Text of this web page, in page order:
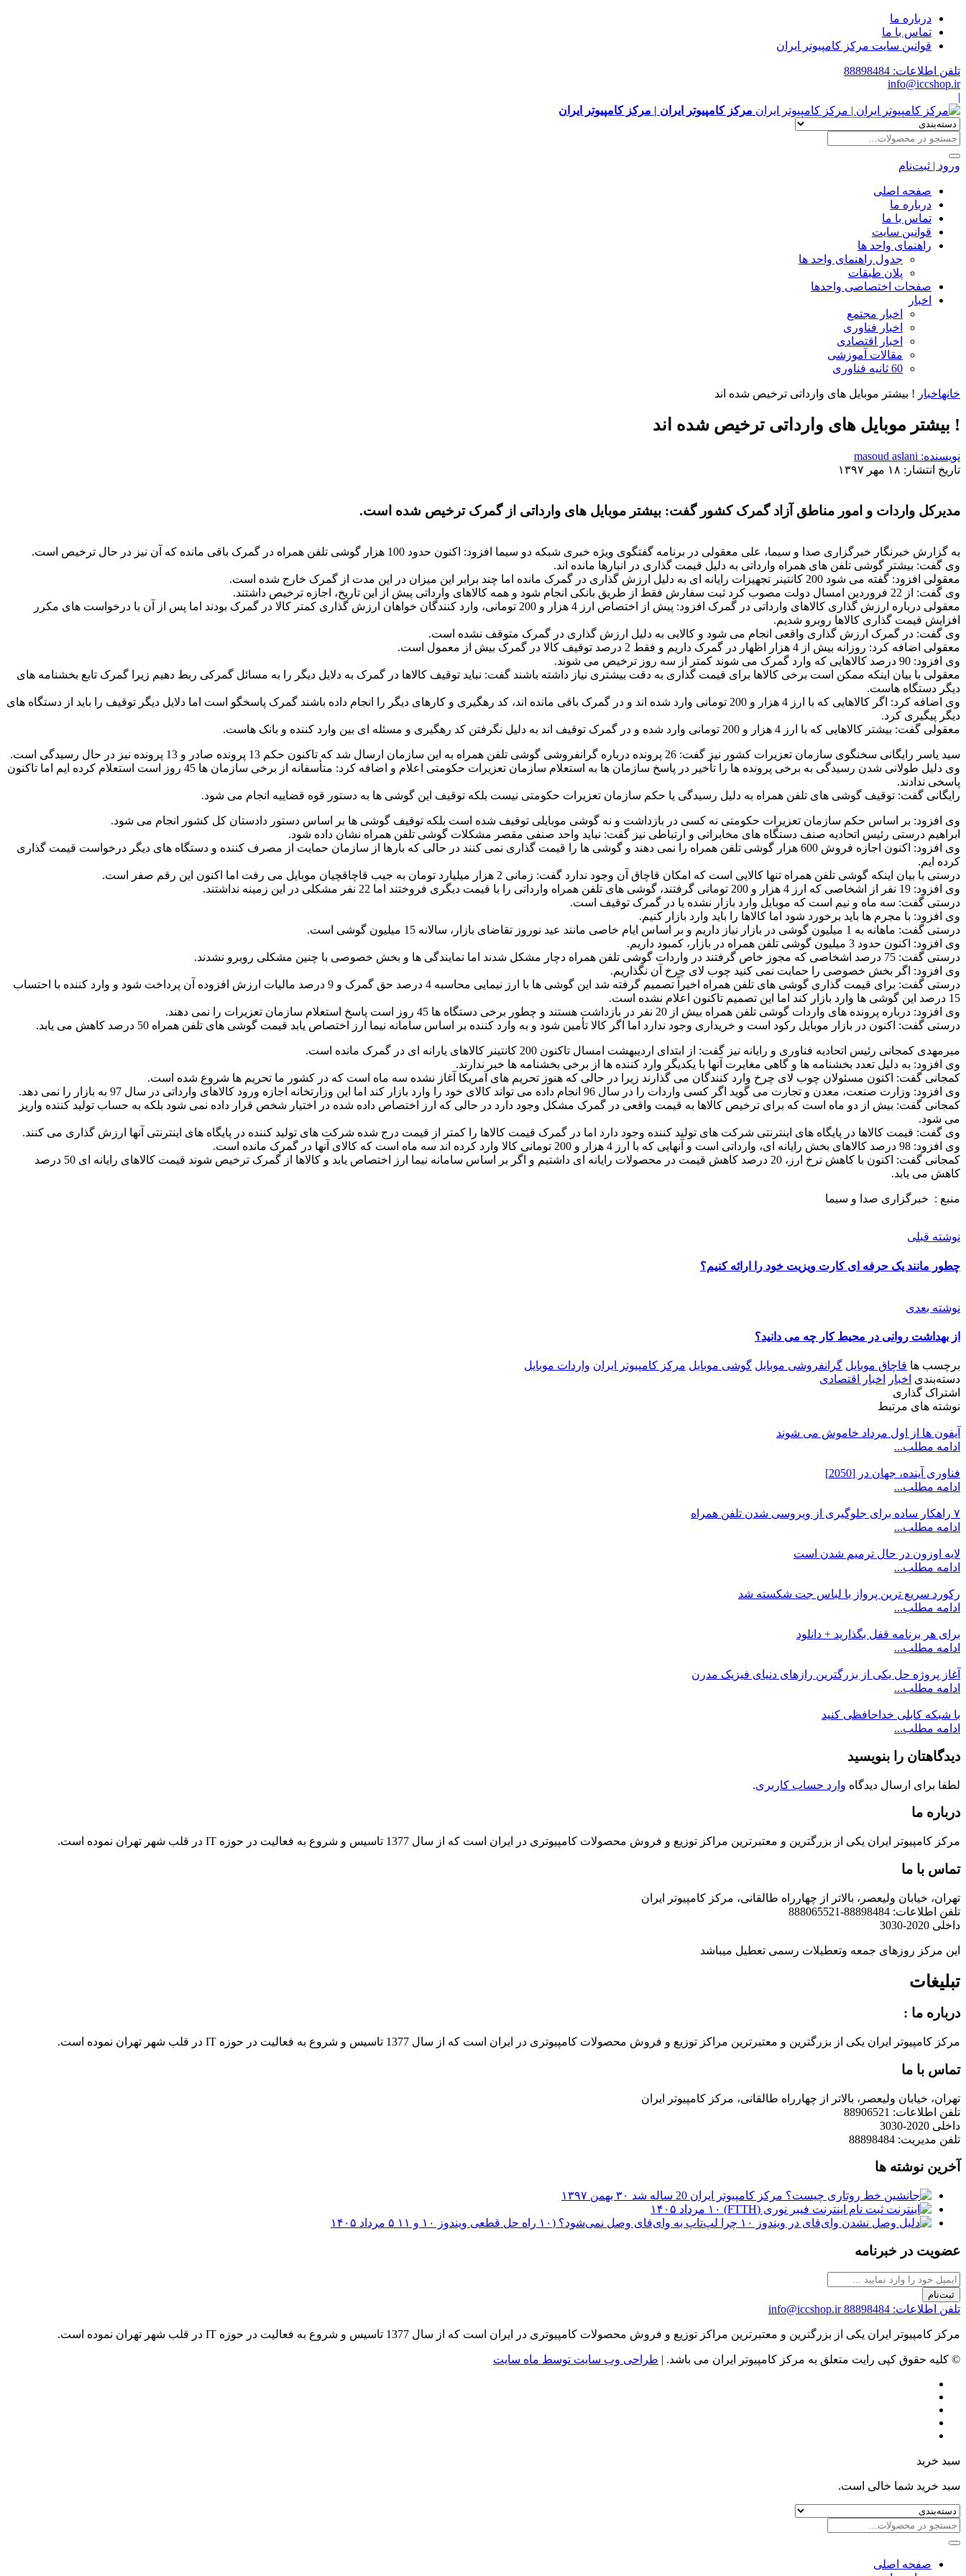
درباره ما
تماس با ما
قوانین سایت مرکز کامپیوتر ایران
تلفن اطلاعات: 88898484
info@iccshop.ir
|
مرکز کامپیوتر ایران | مرکز کامپیوتر ایران
ورود | ثبت‌نام
صفحه اصلی
درباره ما
تماس با ما
قوانین سایت
راهنمای واحد ها
جدول راهنمای واحد ها
پلان طبقات
صفحات اختصاصی واحدها
اخبار
اخبار مجتمع
اخبار فناوری
اخبار اقتصادی
مقالات آموزشی
60 ثانیه فناوری
خانهاخبار ! بیشتر موبایل های وارداتی ترخیص شده اند
! بیشتر موبایل های وارداتی ترخیص شده اند
نویسنده: masoud aslani
تاریخ انتشار: ۱۸ مهر ۱۳۹۷
مدیرکل واردات و امور مناطق آزاد گمرک کشور گفت: بیشتر موبایل های وارداتی از گمرک ترخیص شده است.
به گزارش خبر نگار خبرگزاری صدا و سیما، علی معقولی در برنامه گفتگوی ویژه خبری شبکه دو سیما افزود: اکنون حدود 100 هزار گوشی تلفن همراه در گمرک باقی مانده که آن نیز در حال ترخیص است.
وی گفت: بیشتر گوشی تلفن های همراه وارداتی به دلیل قیمت گذاری در انبارها مانده اند.
معقولی افزود: گفته می شود 200 کانتینر تجهیزات رایانه ای به دلیل ارزش گذاری در گمرک مانده اما چند برابر این میزان در این مدت از گمرک خارج شده است.
وی گفت: از 22 فروردین امسال دولت مصوب کرد ثبت سفارش فقط از طریق بانکی انجام شود و همه کالاهای وارداتی پیش از این تاریخ، اجازه ترخیص داشتند.
معقولی درباره ارزش گذاری کالاهای وارداتی در گمرک افزود: پیش از اختصاص ارز 4 هزار و 200 تومانی، وارد کنندگان خواهان ارزش گذاری کمتر کالا در گمرک بودند اما پس از آن با درخواست های مکرر
افزایش قیمت گذاری کالاها روبرو شدیم.
وی گفت: در گمرک ارزش گذاری واقعی انجام می شود و کالایی به دلیل ارزش گذاری در گمرک متوقف نشده است.
معقولی اضافه کرد: روزانه بیش از 4 هزار اظهار در گمرک داریم و فقط 2 درصد توقیف کالا در گمرک بیش از معمول است.
وی افزود: 90 درصد کالاهایی که وارد گمرک می شوند کمتر از سه روز ترخیص می شوند.
معقولی با بیان اینکه ممکن است برخی کالاها برای قیمت گذاری به دقت بیشتری نیاز داشته باشند گفت: نباید توقیف کالاها در گمرک به دلایل دیگر را به مسائل گمرکی ربط دهیم زیرا گمرک تابع بخشنامه های
دیگر دستگاه هاست.
وی اضافه کرد: اگر کالاهایی که با ارز 4 هزار و 200 تومانی وارد شده اند و در گمرک باقی مانده اند، کد رهگیری و کارهای دیگر را انجام داده باشند گمرک پاسخگو است اما دلایل دیگر توقیف را باید از دستگاه های
دیگر پیگیری کرد.
معقولی گفت: بیشتر کالاهایی که با ارز 4 هزار و 200 تومانی وارد شده و در گمرک توقیف اند به دلیل نگرفتن کد رهگیری و مسئله ای بین وارد کننده و بانک هاست.
سید یاسر رایگانی سخنگوی سازمان تعزیرات کشور نیز گفت: 26 پرونده درباره گرانفروشی گوشی تلفن همراه به این سازمان ارسال شد که تاکنون حکم 13 پرونده صادر و 13 پرونده نیز در حال رسیدگی است.
وی دلیل طولانی شدن رسیدگی به برخی پرونده ها را تأخیر در پاسخ سازمان ها به استعلام سازمان تعزیرات حکومتی اعلام و اضافه کرد: متأسفانه از برخی سازمان ها 45 روز است استعلام کرده ایم اما تاکنون
پاسخی ندادند.
رایگانی گفت: توقیف گوشی های تلفن همراه به دلیل رسیدگی یا حکم سازمان تعزیرات حکومتی نیست بلکه توقیف این گوشی ها به دستور قوه قضاییه انجام می شود.
وی افزود: بر اساس حکم سازمان تعزیرات حکومتی نه کسی در بازداشت و نه گوشی موبایلی توقیف شده است بلکه توقیف گوشی ها بر اساس دستور دادستان کل کشور انجام می شود.
ابراهیم درستی رئیس اتحادیه صنف دستگاه های مخابراتی و ارتباطی نیز گفت: نباید واحد صنفی مقصر مشکلات گوشی تلفن همراه نشان داده شود.
وی افزود: اکنون اجازه فروش 600 هزار گوشی تلفن همراه را نمی دهند و گوشی ها را قیمت گذاری نمی کنند در حالی که بارها از سازمان حمایت از مصرف کننده و دستگاه های دیگر درخواست قیمت گذاری
کرده ایم.
درستی با بیان اینکه گوشی تلفن همراه تنها کالایی است که امکان قاچاق آن وجود ندارد گفت: زمانی 2 هزار میلیارد تومان به جیب قاچاقچیان موبایل می رفت اما اکنون این رقم صفر است.
وی افزود: 19 نفر از اشخاصی که ارز 4 هزار و 200 تومانی گرفتند،​ گوشی های تلفن همراه وارداتی را با قیمت دیگری فروختند اما 22 نفر مشکلی در این زمینه نداشتند.
درستی گفت: سه ماه و نیم است که موبایل وارد بازار نشده یا در گمرک توقیف است.
وی افزود: با مجرم ها باید برخورد شود اما کالاها را باید وارد بازار کنیم.
درستی گفت: ماهانه به 1 میلیون گوشی در بازار نیاز داریم و بر اساس ایام خاصی مانند عید نوروز تقاضای بازار، سالانه 15 میلیون گوشی است.
وی افزود: اکنون حدود 3 میلیون گوشی تلفن همراه در بازار، کمبود داریم.
درستی گفت: 75 درصد اشخاصی که مجوز خاص گرفتند در واردات گوشی تلفن همراه دچار مشکل شدند اما نمایندگی ها و بخش خصوصی با چنین مشکلی روبرو نشدند.
وی افزود: اگر بخش خصوصی را حمایت نمی کنید چوب لای چرخ آن نگذاریم.
درستی گفت: برای قیمت گذاری گوشی های تلفن همراه اخیراً تصمیم گرفته شد این گوشی ها با ارز نیمایی محاسبه 4 درصد حق گمرک و 9 درصد مالیات ارزش افزوده آن پرداخت شود و وارد کننده با احتساب
15 درصد این گوشی ها وارد بازار کند اما این تصمیم تاکنون اعلام نشده است.
وی افزود: درباره پرونده های واردات گوشی تلفن همراه بیش از 20 نفر در بازداشت هستند و چطور برخی دستگاه ها 45 روز است پاسخ استعلام سازمان تعزیرات را نمی دهند.
درستی گفت: اکنون در بازار موبایل رکود است و خریداری وجود ندارد اما اگر کالا تأمین شود و به وارد کننده بر اساس سامانه نیما ارز اختصاص یابد قیمت گوشی های تلفن همراه 50 درصد کاهش می یابد.
میرمهدی کمجانی رئیس اتحادیه فناوری و رایانه نیز گفت: از ابتدای اردیبهشت امسال تاکنون 200 کانتینر کالاهای یارانه ای در گمرک مانده است.
وی افزود: به دلیل تعدد بخشنامه ها و گاهی مغایرت آنها با یکدیگر وارد کننده ها از برخی بخشنامه ها خبر ندارند.
کمجانی گفت: اکنون مسئولان چوب لای چرخ وارد کنندگان می گذارند زیرا در حالی که هنوز تحریم های آمریکا آغاز نشده سه ماه است که در کشور ما تحریم ها شروع شده است.
وی افزود: وزارت صنعت، معدن و تجارت می گوید اگر کسی واردات را در سال 96 انجام داده می تواند کالای خود را وارد بازار کند اما این وزارتخانه اجازه ورود کالاهای وارداتی در سال 97 به بازار را نمی دهد.
کمجانی گفت: بیش از دو ماه است که برای ترخیص کالاها به قیمت واقعی در گمرک مشکل وجود دارد در حالی که ارز اختصاص داده شده در اختیار شخص قرار داده نمی شود بلکه به حساب تولید کننده واریز
می شود.
وی گفت: قیمت کالاها در پایگاه های اینترنتی شرکت های تولید کننده وجود دارد اما در گمرک قیمت کالاها را کمتر از قیمت درج شده شرکت های تولید کننده در پایگاه های اینترنتی آنها ارزش گذاری می کنند.
وی افزود: 98 درصد کالاهای بخش رایانه ای، وارداتی است و آنهایی که با ارز 4 هزار و 200 تومانی کالا وارد کرده اند سه ماه است که کالای آنها در گمرک مانده است.
کمجانی گفت: اکنون با کاهش نرخ ارز، 20 درصد کاهش قیمت در محصولات رایانه ای داشتیم و اگر بر اساس سامانه نیما ارز اختصاص یابد و کالاها از گمرک ترخیص شوند قیمت کالاهای رایانه ای 50 درصد
کاهش می یابد.
منبع : خبرگزاری صدا و سیما
نوشته قبلی
چطور مانند یک حرفه ای کارت ویزیت خود را ارائه کنیم؟
نوشته بعدی
از بهداشت روانی در محیط کار چه می دانید؟
برچسب ها قاچاق موبایل گرانفروشی موبایل گوشی موبایل مرکز کامپیوتر ایران واردات موبایل
دسته‌بندی اخبار
اخبار اقتصادی
اشتراک گذاری
نوشته های مرتبط
آیفون ها از اول مرداد خاموش می شوند
ادامه مطلب...
فناوری آینده، جهان در [2050]
ادامه مطلب...
۷ راهکار ساده برای جلوگیری از ویروسی شدن تلفن همراه
ادامه مطلب...
لایه اوزون در حال ترمیم شدن است
ادامه مطلب...
رکورد سریع ترین پرواز با لباس جت شکسته شد
ادامه مطلب...
برای هر برنامه قفل بگذارید + دانلود
ادامه مطلب...
آغاز پروژه حل یکی از بزرگترین رازهای دنیای فیزیک مدرن
ادامه مطلب...
با شبکه کابلی خداحافظی کنید
ادامه مطلب...
دیدگاهتان را بنویسید
لطفا برای ارسال دیدگاه وارد حساب کاربری.
درباره ما
مرکز کامپیوتر ایران یکی از بزرگترین و معتبرترین مراکز توزیع و فروش محصولات کامپیوتری در ایران است که از سال 1377 تاسیس و شروع به فعالیت در حوزه IT در قلب شهر تهران نموده است.
تماس با ما
تهران، خیابان ولیعصر، بالاتر از چهارراه طالقانی، مرکز کامپیوتر ایران
تلفن اطلاعات: 88898484-888065521
داخلی 2020-3030
این مرکز روزهای جمعه وتعطیلات رسمی تعطیل میباشد
تبلیغات
درباره ما :
مرکز کامپیوتر ایران یکی از بزرگترین و معتبرترین مراکز توزیع و فروش محصولات کامپیوتری در ایران است که از سال 1377 تاسیس و شروع به فعالیت در حوزه IT در قلب شهر تهران نموده است.
تماس با ما
تهران، خیابان ولیعصر، بالاتر از چهارراه طالقانی، مرکز کامپیوتر ایران
تلفن اطلاعات: 88906521
داخلی 2020-3030
تلفن مدیریت: 88898484
آخرین نوشته ها
مرکز کامپیوتر ایران 20 ساله شد
۳۰ بهمن ۱۳۹۷
ثبت نام اینترنت فیبر نوری (FTTH)
۱۰ مرداد ۱۴۰۵
چرا لپ‌تاپ به وای‌فای وصل نمی‌شود؟ (۱۰ راه حل قطعی ویندوز ۱۰ و ۱۱
۵ مرداد ۱۴۰۵
عضویت در خبرنامه
ثبت‌نام
تلفن اطلاعات: 88898484 info@iccshop.ir
مرکز کامپیوتر ایران یکی از بزرگترین و معتبرترین مراکز توزیع و فروش محصولات کامپیوتری در ایران است که از سال 1377 تاسیس و شروع به فعالیت در حوزه IT در قلب شهر تهران نموده است.
© کلیه حقوق کپی رایت متعلق به مرکز کامپیوتر ایران می باشد. | طراحی وب سایت توسط ماه سایت
سبد خرید
سبد خرید شما خالی است.
صفحه اصلی